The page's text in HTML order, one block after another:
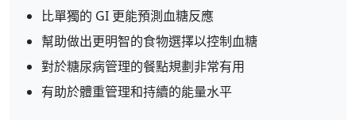
比單獨的 GI 更能預測血糖反應
幫助做出更明智的食物選擇以控制血糖
對於糖尿病管理的餐點規劃非常有用
有助於體重管理和持續的能量水平